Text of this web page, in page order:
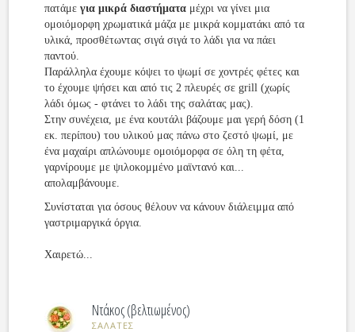
πατάμεγια μικρά διαστήματα μέχρι να γίνει μια
ομοιόμορφη χρωματικά μάζα με μικρά κομματάκι από τα
υλικά, προσθέτωντας σιγά σιγά το λάδι για να πάει
παντού.
Παράλληλα έχουμε κόψει το ψωμί σε χοντρές φέτες και
το έχουμε ψήσει και από τις 2 πλευρές σε grill (χωρίς
λάδι όμως - φτάνει το λάδι της σαλάτας μας).
Στην συνέχεια, με ένα κουτάλι βάζουμε μαι γερή δόση (1
εκ. περίπου) του υλικού μας πάνω στο ζεστό ψωμί, με
ένα μαχαίρι απλώνουμε ομοιόμορφα σε όλη τη φέτα,
γαρνίρουμε με ψιλοκομμένο μαϊντανό και...
απολαμβάνουμε.
Συνίσταται για όσους θέλουν να κάνουν διάλειμμα από
γαστριμαργικά όργια.
Χαιρετώ...
Ντάκος (βελτιωμένος)
ΣΑΛΑΤΕΣ